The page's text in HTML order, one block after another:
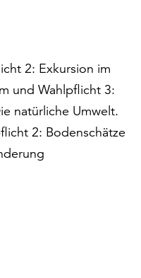
2: Exkursion im
und Wahlpflicht 3:
natürliche Umwelt.
2: Bodenschätze